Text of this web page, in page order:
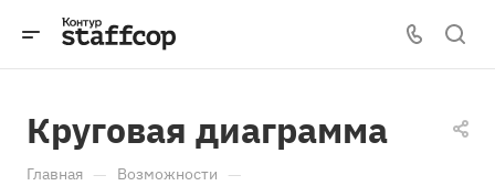
Круговая диаграмма
Главная — Возможности —